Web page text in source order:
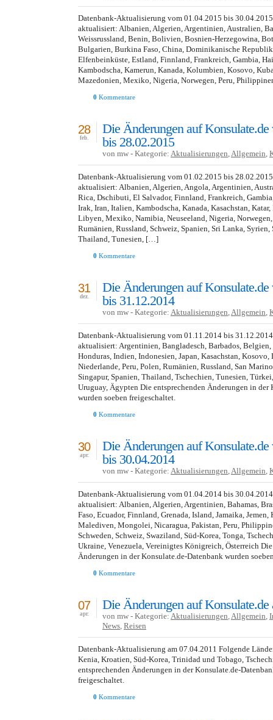
Datenbank-Aktualisierung vom 01.04.2015 bis
aktualisiert: Albanien, Algerien, Argentinien, Australien,
Weissrussland, Benin, Bolivien, Bosnien-Herzegowina,
Bulgarien, Burkina Faso, China, Dominikanische
Elfenbeinküste, Estland, Finnland, Frankreich, Gambia,
Kambodscha, Kamerun, Kanada, Kolumbien, Kosovo,
Mazedonien, Mexiko, Nigeria, Norwegen, Peru,
0 Kommentare
Die Änderungen auf
bis 28.02.2015
28
feb.
von mw - Kategorie: Aktualisierungen,Allgemein,
Datenbank-Aktualisierung vom 01.02.2015 bis
aktualisiert: Albanien, Algerien, Angola, Argentinien,
Rica, Dschibuti, El Salvador, Finnland, Frankreich,
Irak, Iran, Italien, Kambodscha, Kanada, Kasachstan,
Libyen, Mexiko, Namibia, Neuseeland, Nigeria, Norwegen,
Rumänien, Russland, Schweiz, Spanien, Sri Lanka,
Thailand, Tunesien, […]
0 Kommentare
Die Änderungen auf
bis 31.12.2014
31
dez.
von mw - Kategorie: Aktualisierungen,Allgemein,
Datenbank-Aktualisierung vom 01.11.2014 bis
aktualisiert: Argentinien, Bangladesch, Barbados,
Honduras, Indien, Indonesien, Japan, Kasachstan,
Niederlande, Peru, Polen, Rumänien, Russland, San
Singapur, Spanien, Thailand, Tschechien, Tunesien,
Uruguay, Ägypten Die entsprechenden Änderungen in der
wurden soeben freigeschaltet.
0 Kommentare
Die Änderungen auf
bis 30.04.2014
30
apr.
von mw - Kategorie: Aktualisierungen,Allgemein,
Datenbank-Aktualisierung vom 01.04.2014 bis
aktualisiert: Albanien, Algerien, Argentinien, Bahamas,
Faso, Ecuador, Finnland, Grenada, Island, Jamaika, Jemen,
Malediven, Mongolei, Nicaragua, Pakistan, Peru,
Schweden, Schweiz, Swaziland, Süd-Korea, Tonga,
Ukraine, Venezuela, Vereinigtes Königreich, Österreich
Änderungen in der Konsulate.de-Datenbank wurden
0 Kommentare
Die Änderungen auf Konsulate.de
07
apr. von mw - Kategorie: Aktualisierungen,Allgemein,
News, Reisen
Datenbank-Aktualisierung am 07.04.2011 Folgende
Kenia, Kroatien, Süd-Korea, Trinidad und Tobago,
entsprechenden Änderungen in der Konsulate.de-
freigeschaltet.
0 Kommentare